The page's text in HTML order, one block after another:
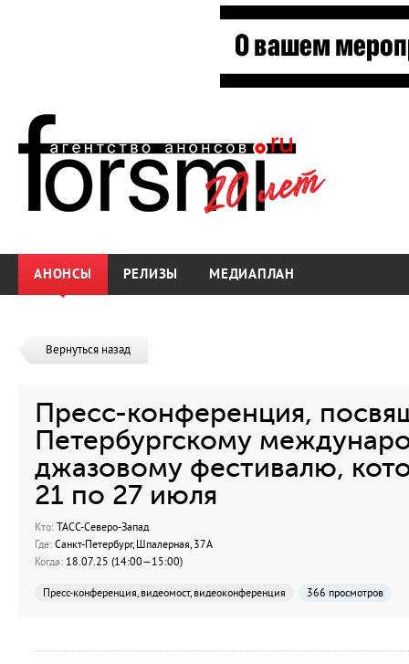
АНОНСЫ РЕЛИЗЫ МЕДИАПЛАН
Вернуться назад
Пресс-конференция,
Петербургскому
джазовому фестивалю,
21 по 27 июля
Кто: ТАСС-Северо-Запад
Где: Санкт-Петербург, Шпалерная, 37А
Когда: 18.07.25 (14:00—15:00)
Пресс-конференция, видеомост, видеоконференция 366 просмотров